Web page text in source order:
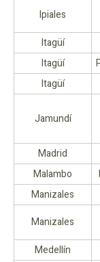
Ipiales
Itagüí
Itagüí
Itagüí
Jamundí
Madrid
Malambo
Manizales
Manizales
Medellín